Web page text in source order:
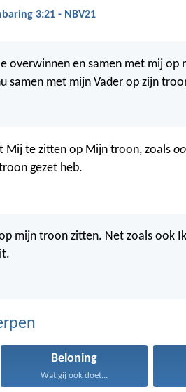
3:21 - NBV21
overwinnen en samen met mij
samen met mijn Vader op zijn
Mij te zitten op Mijn troon, zoals
gezet heb.
mijn troon zitten. Net zoals ook
Beloning
Wat gij ook doet...